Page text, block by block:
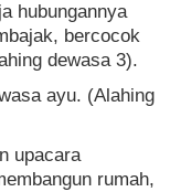
hubungannya
bercocok
dewasa 3).
ayu. (Alahing
upacara
rumah,